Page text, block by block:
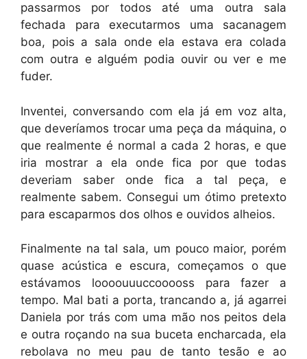
passarmos por todos até uma outra sala
fechada para executarmos uma sacanagem
boa, pois a sala onde ela estava era colada
com outra e alguém podia ouvir ou ver e me
fuder.
Inventei, conversando com ela já em voz alta,
que deveríamos trocar uma peça da máquina, o
que realmente é normal a cada 2 horas, e que
iria mostrar a ela onde fica por que todas
deveriam saber onde fica a tal peça, e
realmente sabem. Consegui um ótimo pretexto
para escaparmos dos olhos e ouvidos alheios.
Finalmente na tal sala, um pouco maior, porém
quase acústica e escura, começamos o que
estávamos loooouuuccooooss para fazer a
tempo. Mal bati a porta, trancando a, já agarrei
Daniela por trás com uma mão nos peitos dela
e outra roçando na sua buceta encharcada, ela
rebolava no meu pau de tanto tesão e ao